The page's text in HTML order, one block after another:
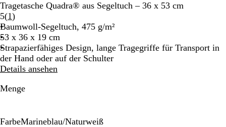
Pfeiltasten
Schwenken.
Pfeiltasten
Tragetasche Quadra® aus Segeltuch – 36 x 53 cm
5(1Bewertungen
1
lesen
)
Baumwoll-Segeltuch, 475 g/m²
53 x 36 x 19 cm
Strapazierfähiges Design, lange Tragegriffe für Transport in
der Hand oder auf der Schulter
Details ansehen
Menge
FarbeMarineblau/Naturweiß